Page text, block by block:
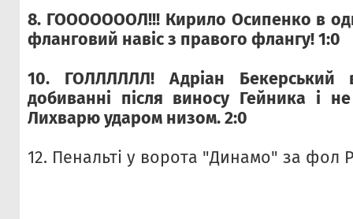
8. ГОООООООЛ!!! Кирило Осипенко в
фланговий навіс з правого флангу! 1:0
10. ГОЛЛЛЛЛЛ! Адріан Бекерський
добиванні після виносу Гейника і
Лихварю ударом низом. 2:0
12. Пенальті у ворота "Динамо" за фол